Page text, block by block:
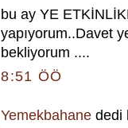
bu ay YE
yapıyorum..Davet
bekliyorum ....
8:51 ÖÖ
Yemekbahane dedi